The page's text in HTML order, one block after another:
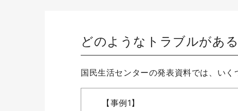
どのようなトラブルがあ
国民生活センターの発表資料では、いく
【事例1】